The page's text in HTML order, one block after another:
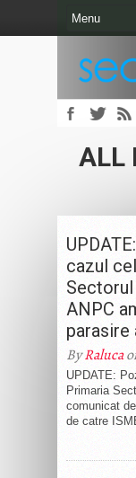
ALL
cazul
ANPC
parasire
ByRaluca
UPDATE:
Primaria
comunicat
de catre